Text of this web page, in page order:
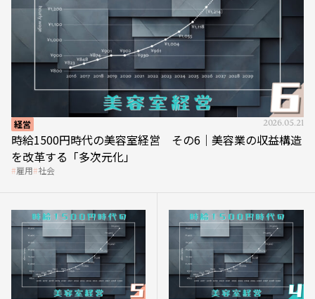
経営 2026.05.21
時給1500円時代の美容室経営 その6｜美容業の収益構造
を改革する「多次元化」
雇用 社会